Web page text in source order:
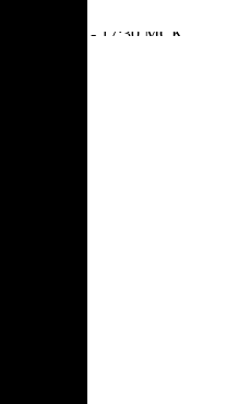
пн-пт 9:00 - 17:30 МСК
Универсальная
щеповым